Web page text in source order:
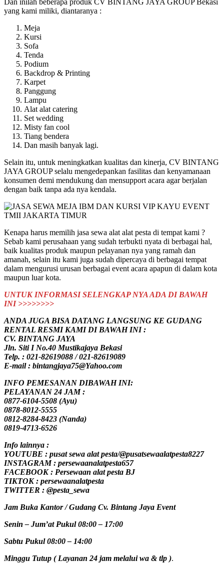
yang kami miliki, diantaranya :
Meja
Kursi
Sofa
Tenda
Podium
Backdrop & Printing
Karpet
Panggung
Lampu
Alat alat catering
Set wedding
Misty fan cool
Tiang bendera
Dan masih banyak lagi.
Selain itu, untuk meningkatkan kualitas dan kinerja, CV BINTANG
JAYA GROUP selalu mengedepankan fasilitas dan kenyamanaan
konsumen demi mendukung dan mensupport acara agar berjalan
dengan baik tanpa ada nya kendala.
Kenapa harus memilih jasa sewa alat alat pesta di tempat kami ?
Sebab kami perusahaan yang sudah terbukti nyata di berbagai hal,
baik kualitas produk maupun pelayanan nya yang ramah dan
amanah, selain itu kami juga sudah dipercaya di berbagai tempat
dalam mengurusi urusan berbagai event acara apapun di dalam kota
maupun luar kota.
UNTUK INFORMASI SELENGKAP NYA ADA DI BAWAH
INI >>>>>>>>
ANDA JUGA BISA DATANG LANGSUNG KE GUDANG
RENTAL RESMI KAMI DI BAWAH INI :
CV. BINTANG JAYA
Jln. Siti I No.40 Mustikajaya Bekasi
Telp. : 021-82619088 / 021-82619089
E-mail : bintangjaya75@Yahoo.com
INFO PEMESANAN DIBAWAH INI:
PELAYANAN 24 JAM :
0877-6104-5508 (Ayu)
0878-8012-5555
0812-8284-8423 (Nanda)
0819-4713-6526
Info lainnya :
YOUTUBE : pusat sewa alat pesta/@pusatsewaalatpesta8227
INSTAGRAM : persewaanalatpesta657
FACEBOOK : Persewaan alat pesta BJ
TIKTOK : persewaanalatpesta
TWITTER : @pesta_sewa
Jam Buka Kantor / Gudang Cv. Bintang Jaya Event
Senin – Jum’at Pukul 08:00 – 17:00
Sabtu Pukul 08:00 – 14:00
Minggu Tutup ( Layanan 24 jam melalui wa & tlp ).